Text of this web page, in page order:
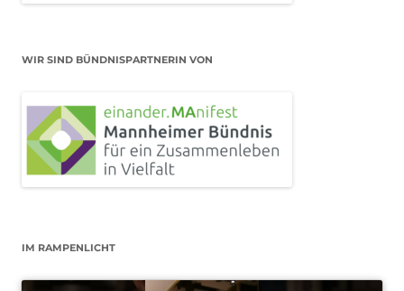
WIR SIND BÜNDNISPARTNERIN VON
IM RAMPENLICHT